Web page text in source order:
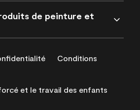
de peinture et
Conditions
et le travail des enfants